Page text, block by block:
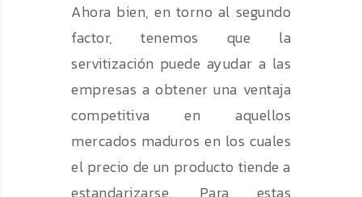
Ahora bien, en torno al segundo
factor, tenemos que la
servitización puede ayudar a las
empresas a obtener una ventaja
competitiva en aquellos
mercados maduros en los cuales
el precio de un producto tiende a